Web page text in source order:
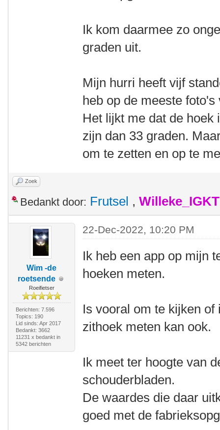
Ik kom daarmee zo
graden uit.
Mijn hurri heeft vijf
heb op de meeste
Het lijkt me dat de hoek
zijn dan 33 graden.
om te zetten en op te
Zoek
Bedankt door: Frutsel , Willeke_IGKT
Wim -de
roetsende
Roeifietser
Berichten: 7.596
Topics: 190
Lid sinds: Apr 2017
Bedankt: 3662
11231 x bedankt in
5342 berichten
22-Dec-2022, 10:20 PM
Ik heb een app op mijn
hoeken meten.
Is vooral om te kijken
zithoek meten kan ook.
Ik meet ter hoogte van
schouderbladen.
De waardes die daar
goed met de